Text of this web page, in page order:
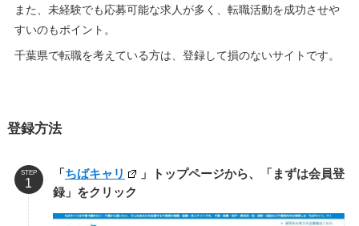
また、未経験でも応募可能な求人が多く、転職活動を成功させや
すいのもポイント。
千葉県で転職を考えている方は、登録して損のないサイトです。
登録方法
STEP 「 ちばキャリ
」トップページから、「まずは会員登
録」をクリック